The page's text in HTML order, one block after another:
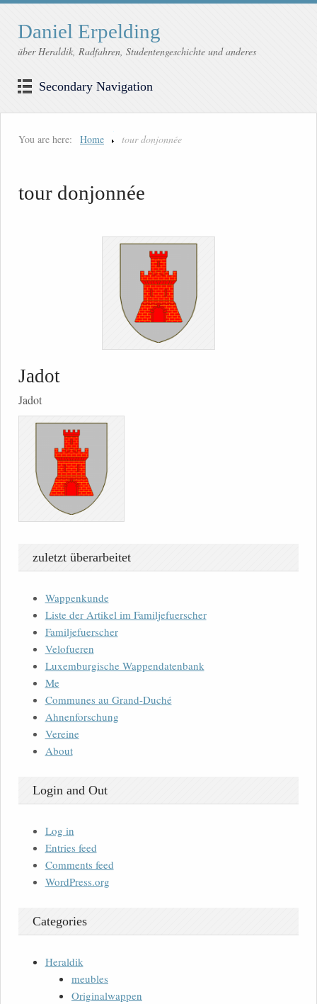
Daniel Erpelding
über Heraldik, Radfahren, Studentengeschichte und anderes
Secondary Navigation
You are here: Home tour donjonnée
tour donjonnée
Jadot
Jadot
zuletzt überarbeitet
Wappenkunde
Liste der Artikel im Familjefuerscher
Familjefuerscher
Velofueren
Luxemburgische Wappendatenbank
Me
Communes au Grand-Duché
Ahnenforschung
Vereine
About
Login and Out
Log in
Entries feed
Comments feed
WordPress.org
Categories
Heraldik
meubles
Originalwappen